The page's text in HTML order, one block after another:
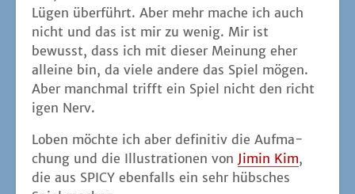
so chao­tisch sieht es in
unse­rer Küche auch
immer mal wie­der aus
tri­cky!
Vari­an­te ist auch